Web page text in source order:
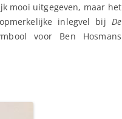
mooi uitgegeven, maar het
inlegvel bij De
voor Ben Hosmans